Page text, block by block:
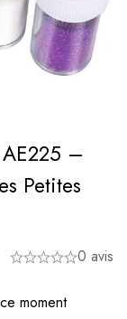
–
Petites
0 avis
moment